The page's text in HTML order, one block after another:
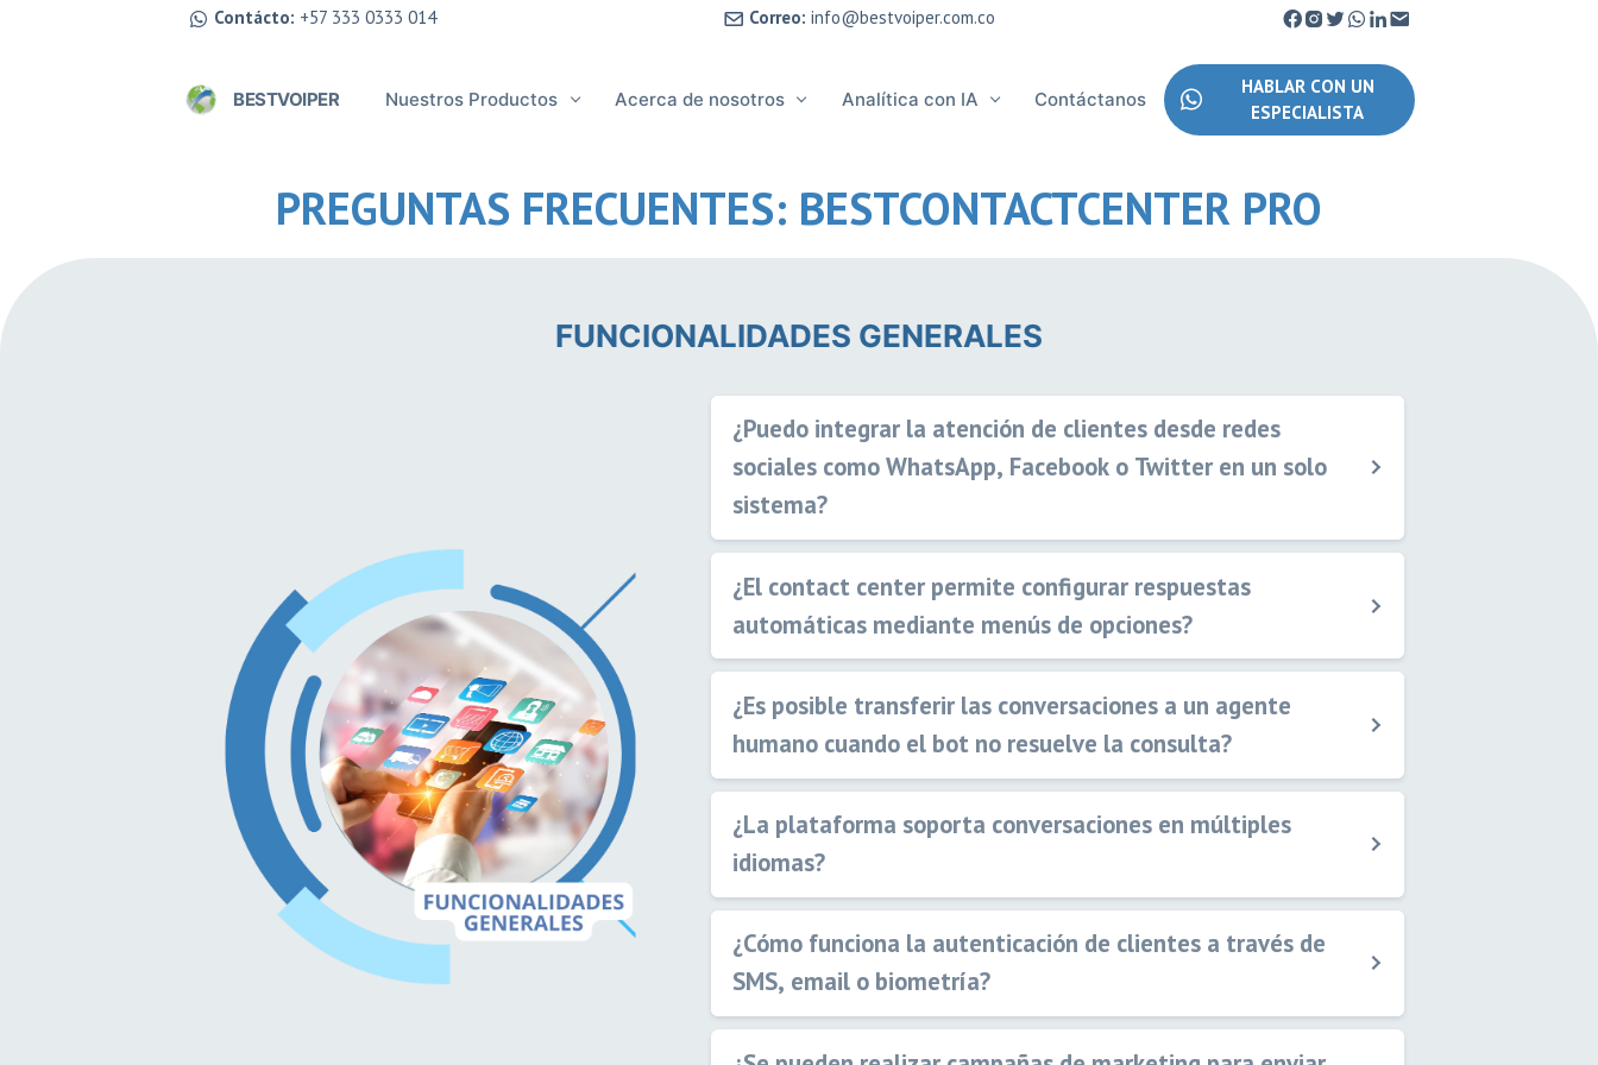
Contácto: +57 333 0333 014 Correo: info@bestvoiper.com.co
BESTVOIPER Nuestros Productos Acerca de nosotros Analítica con IA Contáctanos
HABLAR CON UN
ESPECIALISTA
PREGUNTAS FRECUENTES: BESTCONTACTCENTER PRO
FUNCIONALIDADES GENERALES
¿Puedo integrar la atención de clientes desde redes
sociales como WhatsApp, Facebook o Twitter en un solo
sistema?
¿El contact center permite configurar respuestas
automáticas mediante menús de opciones?
¿Es posible transferir las conversaciones a un agente
humano cuando el bot no resuelve la consulta?
¿La plataforma soporta conversaciones en múltiples
idiomas?
¿Cómo funciona la autenticación de clientes a través de
SMS, email o biometría?